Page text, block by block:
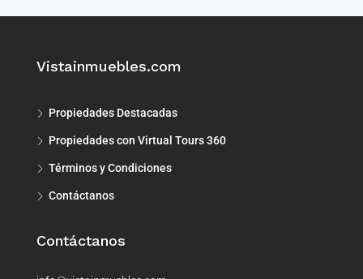
Vistainmuebles.com
Propiedades Destacadas
Propiedades con Virtual Tours 360
Términos y Condiciones
Contáctanos
Contáctanos